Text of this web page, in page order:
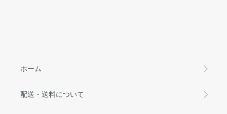
ホーム
配送・送料について